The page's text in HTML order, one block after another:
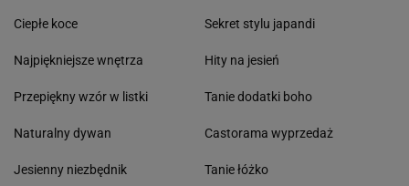
Ciepłe koce
Najpiękniejsze wnętrza
Przepiękny wzór w listki
Naturalny dywan
Jesienny niezbędnik
Sekret stylu japandi
Hity na jesień
Tanie dodatki boho
Castorama wyprzedaż
Tanie łóżko